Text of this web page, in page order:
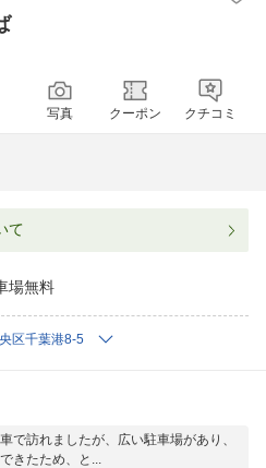
写真 クーポン クチコミ
て
場無料
区千葉港8-5
で訪れましたが、広い駐車場があり、
きたため、と...